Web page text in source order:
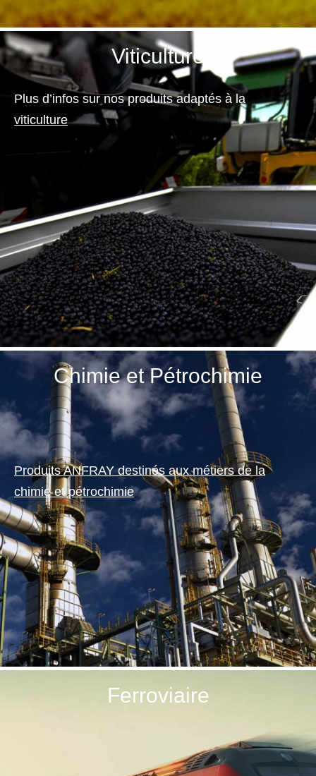
1
Viticulture
Plus d’infos sur nos produits adaptés à la
viticulture
Chimie et Pétrochimie
Produits ANFRAY destinés aux métiers de la
chimie et pétrochimie
Ferroviaire